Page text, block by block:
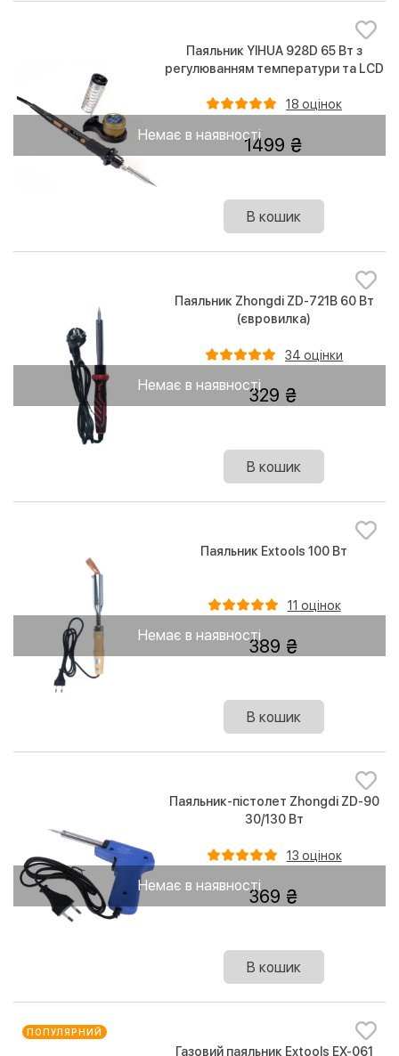
Немає в наявності
Паяльник YIHUA 928D 65 Вт з
регулюванням температури та LCD
18 оцінок
1499
В кошик
Немає в наявності
Паяльник Zhongdi ZD-721B 60 Вт
(євровилка)
34 оцінки
329
В кошик
Немає в наявності
Паяльник Extools 100 Вт
11 оцінок
389
В кошик
Немає в наявності
Паяльник-пістолет Zhongdi ZD-90
30/130 Вт
13 оцінок
369
В кошик
ПОПУЛЯРНИЙ
Газовий паяльник Extools EX-061